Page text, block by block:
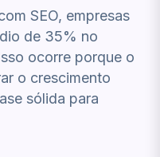
SEO, empresas
de 35% no
ocorre porque o
o crescimento
sólida para